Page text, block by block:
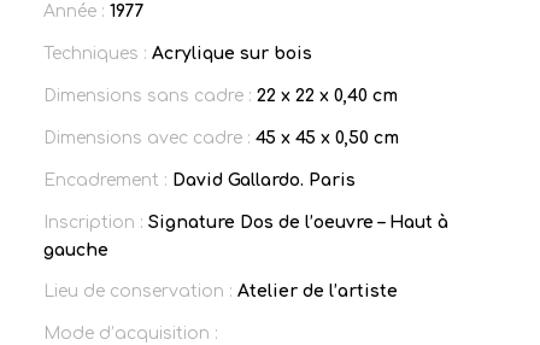
Année : 1977
Techniques : Acrylique sur bois
Dimensions sans cadre : 22 x 22 x 0,40 cm
Dimensions avec cadre : 45 x 45 x 0,50 cm
Encadrement : David Gallardo. Paris
Inscription : Signature Dos de l’oeuvre – Haut à
gauche
Lieu de conservation : Atelier de l’artiste
Mode d’acquisition :